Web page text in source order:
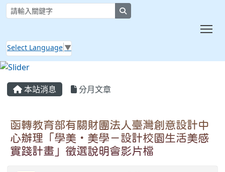
Select Language ▼
本站消息 分月文章
函轉教育部有關財團法人臺灣創意設計中
心辦理「學美‧美學－設計校園生活美感
實踐計畫」徵選說明會影片檔